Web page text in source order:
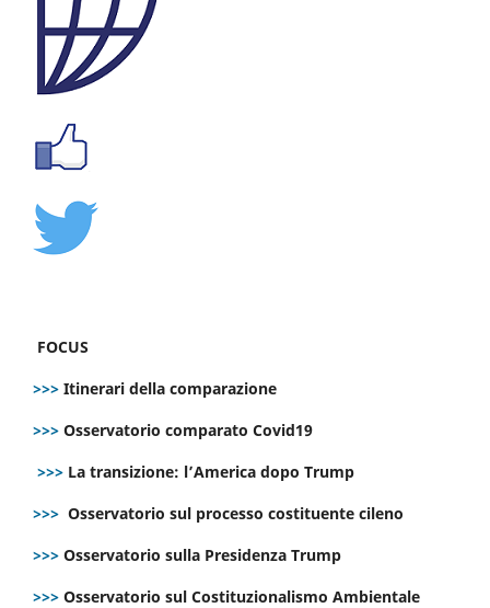
FOCUS
>>> Itinerari della comparazione
>>> Osservatorio comparato Covid19
>>> La transizione: l’America dopo Trump
>>> Osservatorio sul processo costituente cileno
>>> Osservatorio sulla Presidenza Trump
>>> Osservatorio sul Costituzionalismo Ambientale